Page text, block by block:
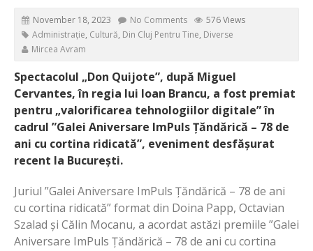
November 18, 2023 No Comments
576 Views
Administrație, Cultură, Din Cluj Pentru Tine, Diverse
Mircea Avram
Spectacolul „Don Quijote”, după Miguel
Cervantes, în regia lui Ioan Brancu, a fost premiat
pentru „valorificarea tehnologiilor digitale” în
cadrul ”Galei Aniversare ImPuls Țăndărică – 78 de
ani cu cortina ridicată”, eveniment desfășurat
recent la București.
Juriul ”Galei Aniversare ImPuls Țăndărică – 78 de ani
cu cortina ridicată” format din Doina Papp, Octavian
Szalad și Călin Mocanu, a acordat astăzi premiile ”Galei
Aniversare ImPuls Țăndărică – 78 de ani cu cortina